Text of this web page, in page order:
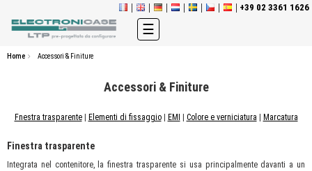
+39 02 3361 1626
navigazione
Toggle
☰
Home Accessori & Finiture
Accessori & Finiture
Fnestra trasparente| Elementi di fissaggio| EMI Colore e verniciatura Marcatura
Finestra trasparente
Integrata nel contenitore, la finestra trasparente si usa principalmente davanti a un